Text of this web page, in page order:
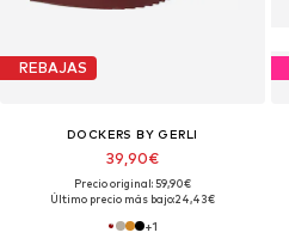
REBAJAS
DOCKERS BY GERLI
39,90€
Precio original: 59,90€
Último precio más bajo:24,43€
+1